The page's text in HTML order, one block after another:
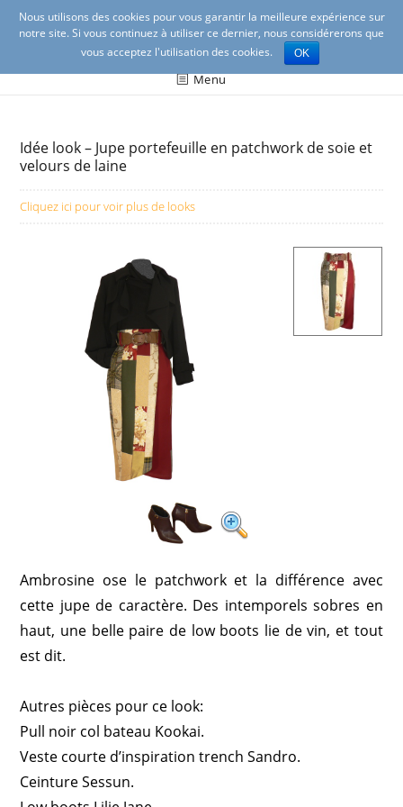
Ambrosine créations Lyon
Création de mode féminine à Lyon (vêtements et
accessoires)
Menu
Idée look – Jupe portefeuille en patchwork de soie et
velours de laine
Cliquez ici pour voir plus de looks
Ambrosine ose le patchwork et la différence avec
cette jupe de caractère. Des intemporels sobres en
haut, une belle paire de low boots lie de vin, et tout
est dit.
Autres pièces pour ce look:
Pull noir col bateau Kookai.
Veste courte d’inspiration trench Sandro.
Ceinture Sessun.
Nous utilisons des cookies pour vous garantir la meilleure expérience sur
notre site. Si vous continuez à utiliser ce dernier, nous considérerons que
vous acceptez l'utilisation des cookies.
OK